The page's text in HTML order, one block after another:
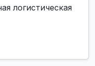
логистическая